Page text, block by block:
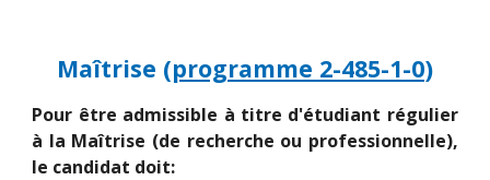
Maîtrise (programme 2-485-1-0)
Pour être admissible à titre d'étudiant régulier
à la Maîtrise (de recherche ou professionnelle),
le candidat doit: